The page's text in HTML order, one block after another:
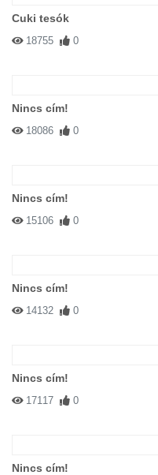
Cuki tesók
18755 0
Nincs cím!
18086 0
Nincs cím!
15106 0
Nincs cím!
14132 0
Nincs cím!
17117 0
Nincs cím!